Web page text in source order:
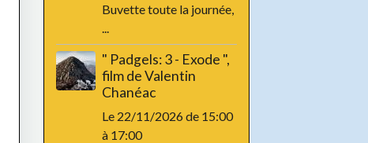
Buvette toute la journée,
...
" Padgels: 3 - Exode ",
film de Valentin
Chanéac
Le 22/11/2026de 15:00
à 17:00